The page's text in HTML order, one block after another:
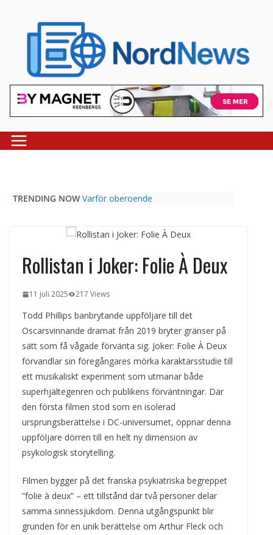
content
TRENDING NOW Varför oberoende
Picknickbord utomhus i olika
miljö
Svenska streamingtittare formar
ForMotion – ortopedteknik och
Det fysiologiska teknikskiftet: Den
medicinska utvecklingen öppnar nya
dörrar
Rollistan i Joker: Folie À Deux
11 juli 2025 217 Views
Todd Phillips banbrytande uppföljare till det
Oscarsvinnande dramat från 2019 bryter gränser på
sätt som få vågade förvänta sig. Joker: Folie À Deux
förvandlar sin föregångares mörka karaktärsstudie till
ett musikaliskt experiment som utmanar både
superhjältegenren och publikens förväntningar. Där
den första filmen stod som en isolerad
ursprungsberättelse i DC-universumet, öppnar denna
uppföljare dörren till en helt ny dimension av
psykologisk storytelling.
Filmen bygger på det franska psykiatriska begreppet
”folie à deux” – ett tillstånd där två personer delar
samma sinnessjukdom. Denna utgångspunkt blir
grunden för en unik berättelse om Arthur Fleck och